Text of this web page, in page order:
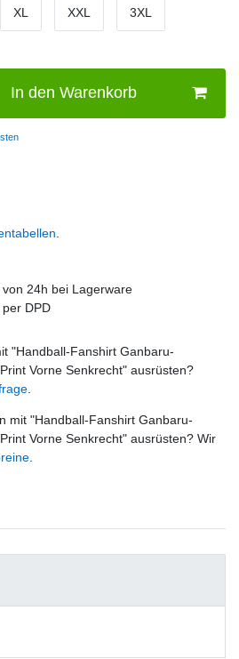
XL XXL 3XL
In den Warenkorb
24h bei Lagerware
DPD
"Handball-Fanshirt Ganbaru-
Vorne Senkrecht" ausrüsten?
mit "Handball-Fanshirt Ganbaru-
Vorne Senkrecht" ausrüsten? Wir